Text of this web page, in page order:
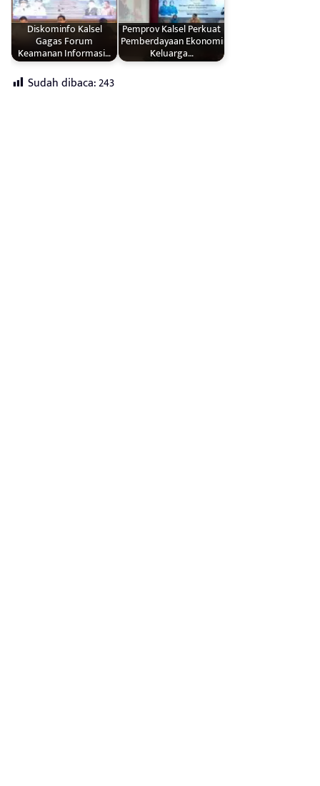
Diskominfo Kalsel
Gagas Forum
Keamanan Informasi…
Pemprov Kalsel Perkuat
Pemberdayaan Ekonomi
Keluarga…
Sudah dibaca:243